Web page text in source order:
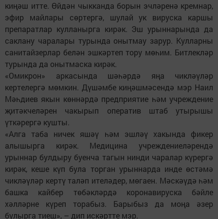
киңәш итте. Өйдән чыкканда борын эчләренә кремнар,
эфир майлары сөртергә, шулай ук вируска каршы
препаратлар кулланырга кирәк. Эш урыннарында да
саклану чаралары турында онытмау зарур. Кулларны
санитайзерлар белән эшкәртеп тору мөһим. Битлекләр
турында да онытмаска кирәк.
«Омикрон» аркасында шәһәрдә яңа чикләүләр
кертелергә мөмкин. Дүшәмбе киңәшмәсендә мэр Наил
Мәһдиев якын көннәрдә предприятие һәм учреждение
җитәкчеләрен чакырып оператив штаб утырышы
үткәрергә кушты.
«Алга таба ничек яшәү һәм эшләү хакында фикер
алышырга кирәк. Медицина учреждениеләрендә
урыннар булдыру буенча тагын нинди чаралар күрергә
кирәк, кеше күп була торган урыннарда инде өстәмә
чикләүләр кертү таләп ителәдер, мөгаен. Мәскәүдә һәм
башка кайбер төбәкләрдә коронавируска бәйле
хәлләрне күреп торабыз. Барыбыз да моңа әзер
булырга тиеш», – дип искәртте мэр.